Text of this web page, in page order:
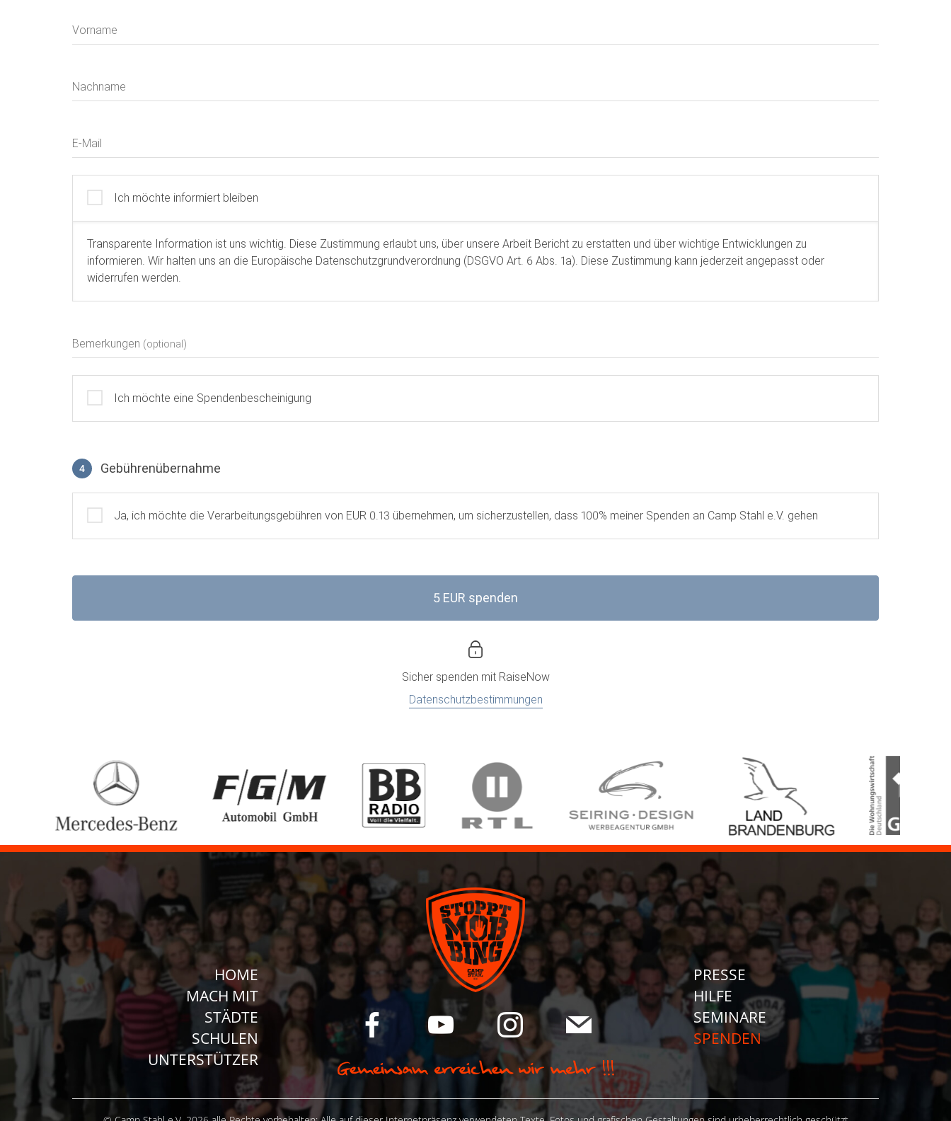
Vorname
Nachname
E-Mail
Ich möchte informiert bleiben
Transparente Information ist uns wichtig. Diese Zustimmung erlaubt uns, über unsere Arbeit Bericht zu erstatten und über wichtige Entwicklungen zu
informieren. Wir halten uns an die Europäische Datenschutzgrundverordnung (DSGVO Art. 6 Abs. 1a). Diese Zustimmung kann jederzeit angepasst oder
widerrufen werden.
Bemerkungen (optional)
Ich möchte eine Spendenbescheinigung
4 Gebührenübernahme
Ja, ich möchte die Verarbeitungsgebühren von EUR 0.13 übernehmen, um sicherzustellen, dass 100% meiner Spenden an Camp Stahl e.V. gehen
5 EUR spenden
Sicher spenden mit RaiseNow
Datenschutzbestimmungen
HOME
MACH MIT
STÄDTE
SCHULEN
UNTERSTÜTZER
PRESSE
HILFE
SEMINARE
SPENDEN